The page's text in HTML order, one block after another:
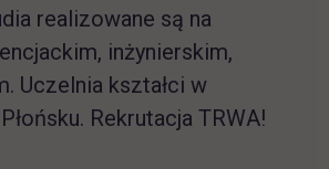
realizowane są na
inżynierskim,
Uczelnia kształci w
Rekrutacja TRWA!